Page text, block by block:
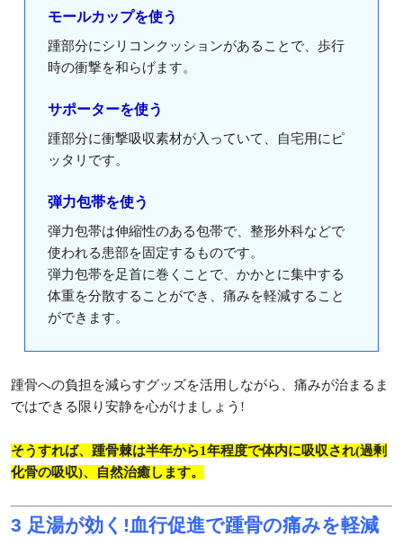
モールカップを使う
踵部分にシリコンクッションがあることで、歩行
時の衝撃を和らげます。
サポーターを使う
踵部分に衝撃吸収素材が入っていて、自宅用にピ
ッタリです。
弾力包帯を使う
弾力包帯は伸縮性のある包帯で、整形外科などで
使われる患部を固定するものです。
弾力包帯を足首に巻くことで、かかとに集中する
体重を分散することができ、痛みを軽減すること
ができます。
踵骨への負担を減らすグッズを活用しながら、痛みが治まるま
ではできる限り安静を心がけましょう!
そうすれば、踵骨棘は半年から1年程度で体内に吸収され(過剰
化骨の吸収)、自然治癒します。
3 足湯が効く!血行促進で踵骨の痛みを軽減